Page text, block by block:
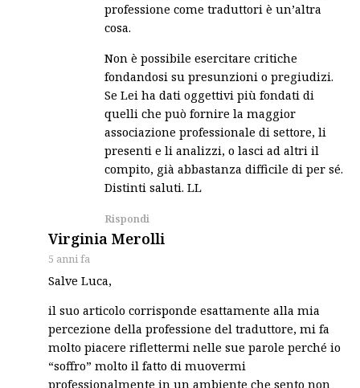
professione come traduttori è un’altra
cosa.
Non è possibile esercitare critiche
fondandosi su presunzioni o pregiudizi.
Se Lei ha dati oggettivi più fondati di
quelli che può fornire la maggior
associazione professionale di settore, li
presenti e li analizzi, o lasci ad altri il
compito, già abbastanza difficile di per sé.
Distinti saluti. LL
Rispondi
Virginia Merollisays:
5 anni fa
Salve Luca,
il suo articolo corrisponde esattamente alla mia
percezione della professione del traduttore, mi fa
molto piacere riflettermi nelle sue parole perché io
“soffro” molto il fatto di muovermi
professionalmente in un ambiente che sento non